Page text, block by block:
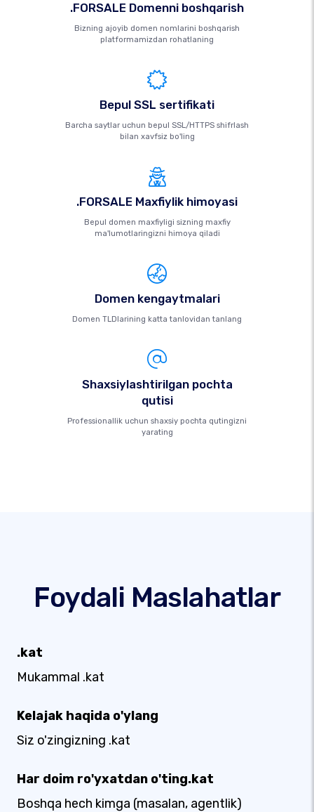
.FORSALE Domenni boshqarish
Bizning ajoyib domen nomlarini boshqarish
platformamizdan rohatlaning
Bepul SSL sertifikati
Barcha saytlar uchun bepul SSL/HTTPS shifrlash
bilan xavfsiz bo'ling
.FORSALE Maxfiylik himoyasi
Bepul domen maxfiyligi sizning maxfiy
ma'lumotlaringizni himoya qiladi
Domen kengaytmalari
Domen TLDlarining katta tanlovidan tanlang
Shaxsiylashtirilgan pochta
qutisi
Professionallik uchun shaxsiy pochta qutingizni
yarating
Foydali Maslahatlar
.kat
Mukammal .kat
Kelajak haqida o'ylang
Siz o'zingizning .kat
Har doim ro'yxatdan o'ting.kat
Boshqa hech kimga (masalan, agentlik)